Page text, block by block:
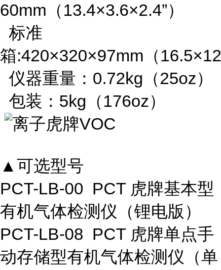
60mm（13.4×3.6×2.4”）
标准
箱:420×320×97mm（
仪器重量：0.72kg（25oz）
包装：5kg（176oz）
▲可选型号
PCT-LB-00 PCT 虎牌基本型
有机气体检测仪（锂电版）
PCT-LB-08 PCT 虎牌单点手
动存储型有机气体检测仪（单